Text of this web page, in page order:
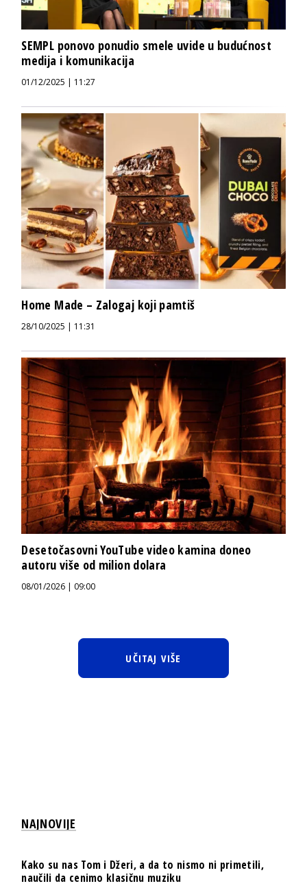
SEMPL ponovo ponudio smele uvide u budućnost
medija i komunikacija
01/12/2025 | 11:27
Home Made – Zalogaj koji pamtiš
28/10/2025 | 11:31
Desetočasovni YouTube video kamina doneo
autoru više od milion dolara
08/01/2026 | 09:00
UČITAJ VIŠE
NAJNOVIJE
Kako su nas Tom i Džeri, a da to nismo ni primetili,
naučili da cenimo klasičnu muziku